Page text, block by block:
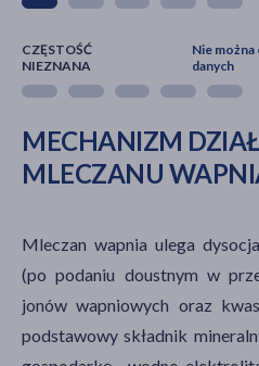
CZĘSTOŚĆ
NIEZNANA
Nie
danych
MECHANIZM
MLECZANU
Mleczan wapnia ulega
(po podaniu doustnym w
jonów wapniowych oraz
podstawowy składnik